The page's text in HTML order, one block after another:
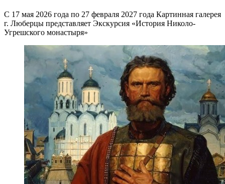
С 17 мая 2026 года по 27 февраля 2027 года Картинная галерея
г. Люберцы представляет Экскурсия «История Николо-
Угрешского монастыря»